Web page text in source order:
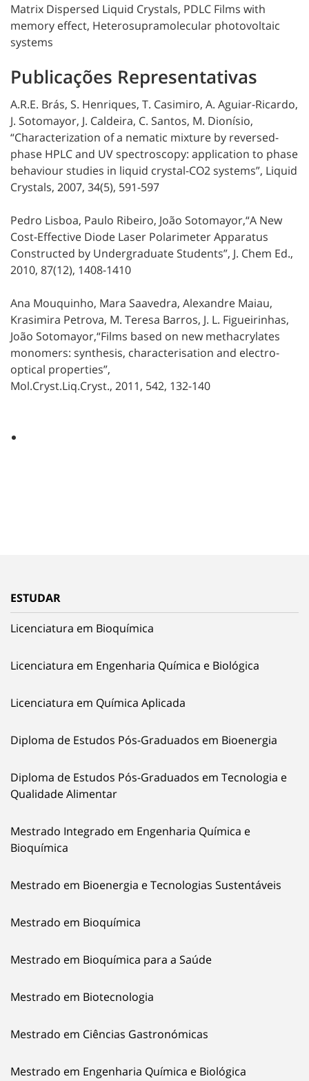
Matrix Dispersed Liquid Crystals, PDLC Films with
memory effect, Heterosupramolecular photovoltaic
systems
Publicações Representativas
A.R.E. Brás, S. Henriques, T. Casimiro, A. Aguiar-Ricardo,
J. Sotomayor, J. Caldeira, C. Santos, M. Dionísio,
“Characterization of a nematic mixture by reversed-
phase HPLC and UV spectroscopy: application to phase
behaviour studies in liquid crystal-CO2 systems”, Liquid
Crystals, 2007, 34(5), 591-597
Pedro Lisboa, Paulo Ribeiro, João Sotomayor,“A New
Cost-Effective Diode Laser Polarimeter Apparatus
Constructed by Undergraduate Students”, J. Chem Ed.,
2010, 87(12), 1408-1410
Ana Mouquinho, Mara Saavedra, Alexandre Maiau,
Krasimira Petrova, M. Teresa Barros, J. L. Figueirinhas,
João Sotomayor,“Films based on new methacrylates
monomers: synthesis, characterisation and electro-
optical properties”,
Mol.Cryst.Liq.Cryst., 2011, 542, 132-140
ESTUDAR
Licenciatura em Bioquímica
Licenciatura em Engenharia Química e Biológica
Licenciatura em Química Aplicada
Diploma de Estudos Pós-Graduados em Bioenergia
Diploma de Estudos Pós-Graduados em Tecnologia e
Qualidade Alimentar
Mestrado Integrado em Engenharia Química e
Bioquímica
Mestrado em Bioenergia e Tecnologias Sustentáveis
Mestrado em Bioquímica
Mestrado em Bioquímica para a Saúde
Mestrado em Biotecnologia
Mestrado em Ciências Gastronómicas
Mestrado em Engenharia Química e Biológica